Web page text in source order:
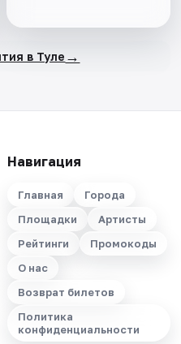
в Туле →
Навигация
Главная
Города
Площадки
Артисты
Рейтинги
Промокоды
О нас
Возврат билетов
Политика
конфиденциальности